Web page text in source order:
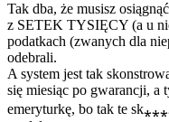
Tak dba, że musisz
z SETEK TYSIĘCY (a u
podatkach (zwanych dla
odebrali.
A system jest tak
się miesiąc po gwarancji, a
emeryturkę, bo tak te